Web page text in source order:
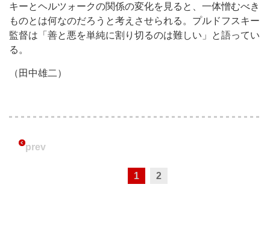
キーとヘルツォークの関係の変化を見ると、一体憎むべき
ものとは何なのだろうと考えさせられる。プルドフスキー
監督は「善と悪を単純に割り切るのは難しい」と語ってい
る。
（田中雄二）
prev
1 2